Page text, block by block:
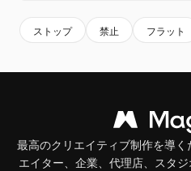
ストップ 禁止 フラット
最高のクリエイティブ制作を導
エイター、企業、代理店、スタ